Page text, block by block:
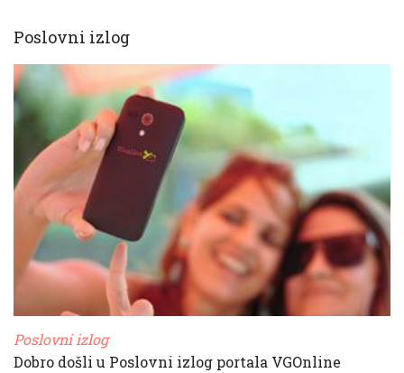
Poslovni izlog
Poslovni izlog
Dobro došli u Poslovni izlog portala VGOnline